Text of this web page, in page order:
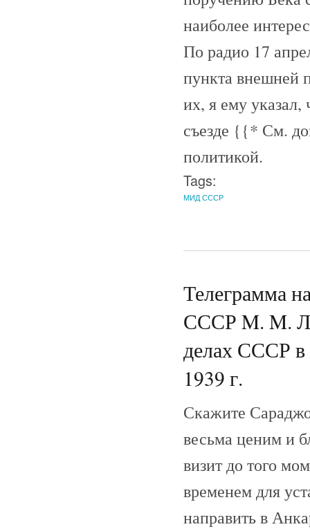
наиболее
По радио 17
пункта внешней
их, я ему указал,
съезде {{* См.
политикой.
Tags:
МИД СССР
Телеграмма
СССР M. M.
делах СССР
1939 г.
Скажите
весьма ценим и
визит до того
временем для
направить в